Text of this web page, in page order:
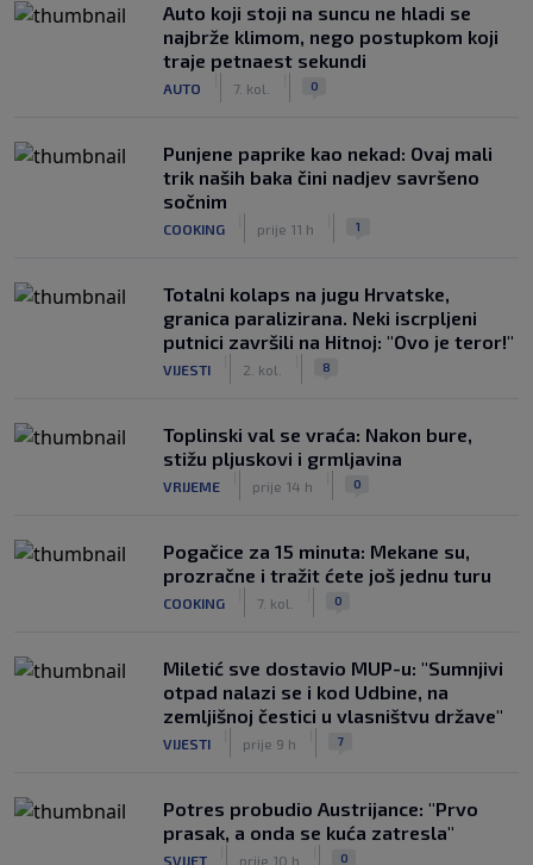
Auto koji stoji na suncu ne hladi se
najbrže klimom, nego postupkom koji
traje petnaest sekundi
AUTO 7. kol. 0
Punjene paprike kao nekad: Ovaj mali
trik naših baka čini nadjev savršeno
sočnim
COOKING prije 11 h 1
Totalni kolaps na jugu Hrvatske,
granica paralizirana. Neki iscrpljeni
putnici završili na Hitnoj: "Ovo je teror!"
VIJESTI 2. kol. 8
Toplinski val se vraća: Nakon bure,
stižu pljuskovi i grmljavina
VRIJEME prije 14 h 0
Pogačice za 15 minuta: Mekane su,
prozračne i tražit ćete još jednu turu
COOKING 7. kol. 0
Miletić sve dostavio MUP-u: "Sumnjivi
otpad nalazi se i kod Udbine, na
zemljišnoj čestici u vlasništvu države"
VIJESTI prije 9 h 7
Potres probudio Austrijance: "Prvo
prasak, a onda se kuća zatresla"
SVIJET prije 10 h 0